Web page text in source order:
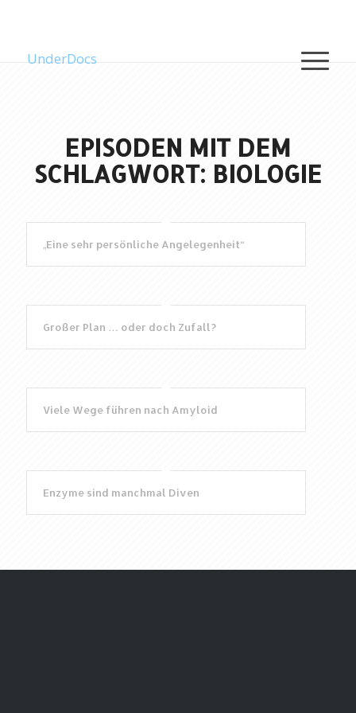
UnderDocs
EPISODEN MIT DEM
SCHLAGWORT: BIOLOGIE
„Eine sehr persönliche Angelegenheit“
Großer Plan … oder doch Zufall?
Viele Wege führen nach Amyloid
Enzyme sind manchmal Diven